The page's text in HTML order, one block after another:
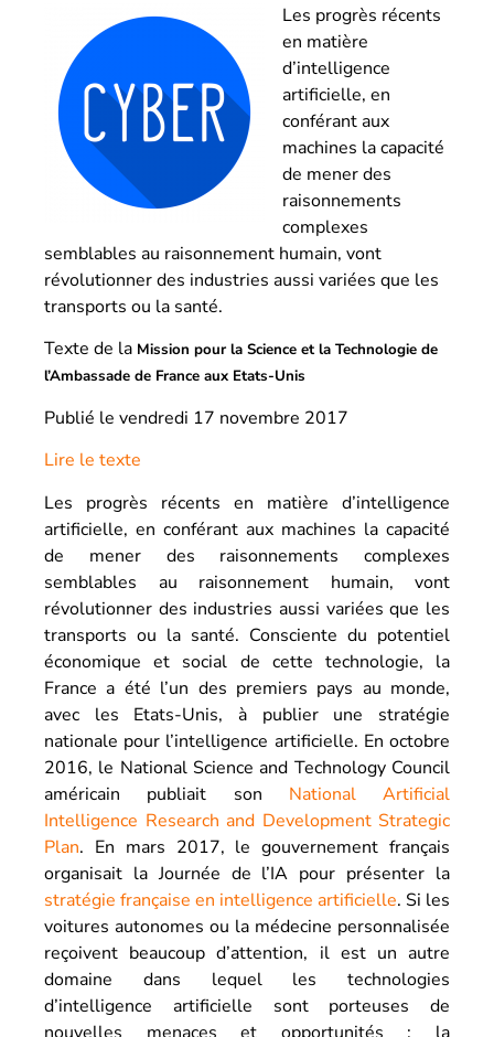
Les progrès récents
en matière
d’intelligence
artificielle, en
conférant aux
machines la capacité
de mener des
raisonnements
complexes
semblables au raisonnement humain, vont
révolutionner des industries aussi variées que les
transports ou la santé.
Texte de la Mission pour la Science et la Technologie de
l’Ambassade de France aux Etats-Unis
Publié le vendredi 17 novembre 2017
Lire le texte
Les progrès récents en matière d’intelligence
artificielle, en conférant aux machines la capacité
de mener des raisonnements complexes
semblables au raisonnement humain, vont
révolutionner des industries aussi variées que les
transports ou la santé. Consciente du potentiel
économique et social de cette technologie, la
France a été l’un des premiers pays au monde,
avec les Etats-Unis, à publier une stratégie
nationale pour l’intelligence artificielle. En octobre
2016, le National Science and Technology Council
américain publiait son National Artificial
Intelligence Research and Development Strategic
Plan. En mars 2017, le gouvernement français
organisait la Journée de l’IA pour présenter la
stratégie française en intelligence artificielle. Si les
voitures autonomes ou la médecine personnalisée
reçoivent beaucoup d’attention, il est un autre
domaine dans lequel les technologies
d’intelligence artificielle sont porteuses de
nouvelles menaces et opportunités : la